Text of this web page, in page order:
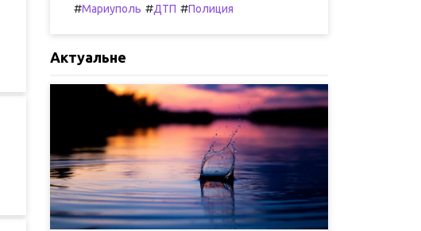
#Мариуполь #ДТП #Полиция
Актуальне